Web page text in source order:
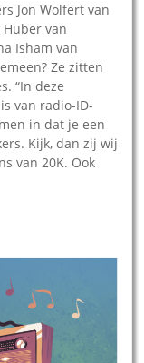
Jon Wolfert van
Huber van
Isham van
Ze zitten
“In deze
van radio-ID-
in dat je een
Kijk, dan zij wij
van 20K. Ook